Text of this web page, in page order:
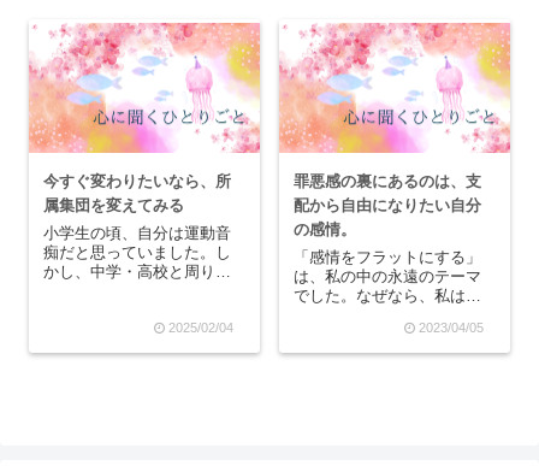
今すぐ変わりたいなら、所
属集団を変えてみる
小学生の頃、自分は運動音
痴だと思っていました。し
かし、中学・高校と周りの
りました。「運動ができな
い」というのは意識的判断
2025/02/04
罪悪感の裏にあるのは、支
配から自由になりたい自分
の感情。
「感情をフラットにする」
は、私の中の永遠のテーマ
でした。なぜなら、私はち
の顔色を窺い、人を怒らせ
ないことに全神経を集中し
2023/04/05